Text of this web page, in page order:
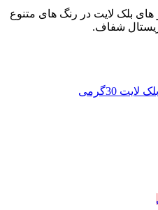
های بلک لایت در رنگ های متنوع
شفاف.